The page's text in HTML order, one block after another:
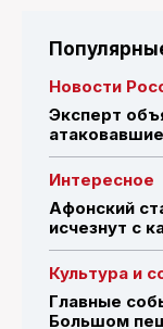
Новости
Эксперт
Интересное
Афонский
исчезнут с
Культура и
Главные
Большом